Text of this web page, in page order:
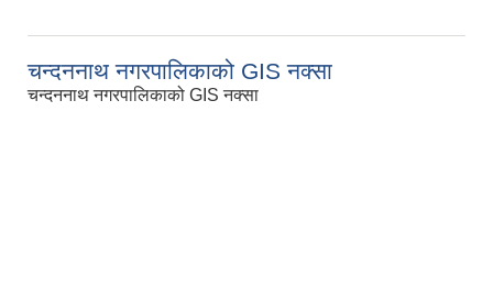
चन्दननाथ नगरपालिकाको GIS नक्सा
चन्दननाथ नगरपालिकाको GIS नक्सा